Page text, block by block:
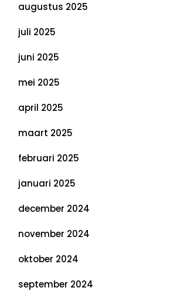
augustus 2025
juli 2025
juni 2025
mei 2025
april 2025
maart 2025
februari 2025
januari 2025
december 2024
november 2024
oktober 2024
september 2024